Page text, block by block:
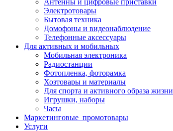
Антенны и цифровые приставки
Электротовары
Бытовая техника
Домофоны и видеонаблюдение
Телефонные аксессуары
Для активных и мобильных
Мобильная электроника
Радиостанции
Фотопленка, фоторамка
Хозтовары и материалы
Для спорта и активного образа жизни
Игрушки, наборы
Часы
Маркетинговые_промотовары
Услуги